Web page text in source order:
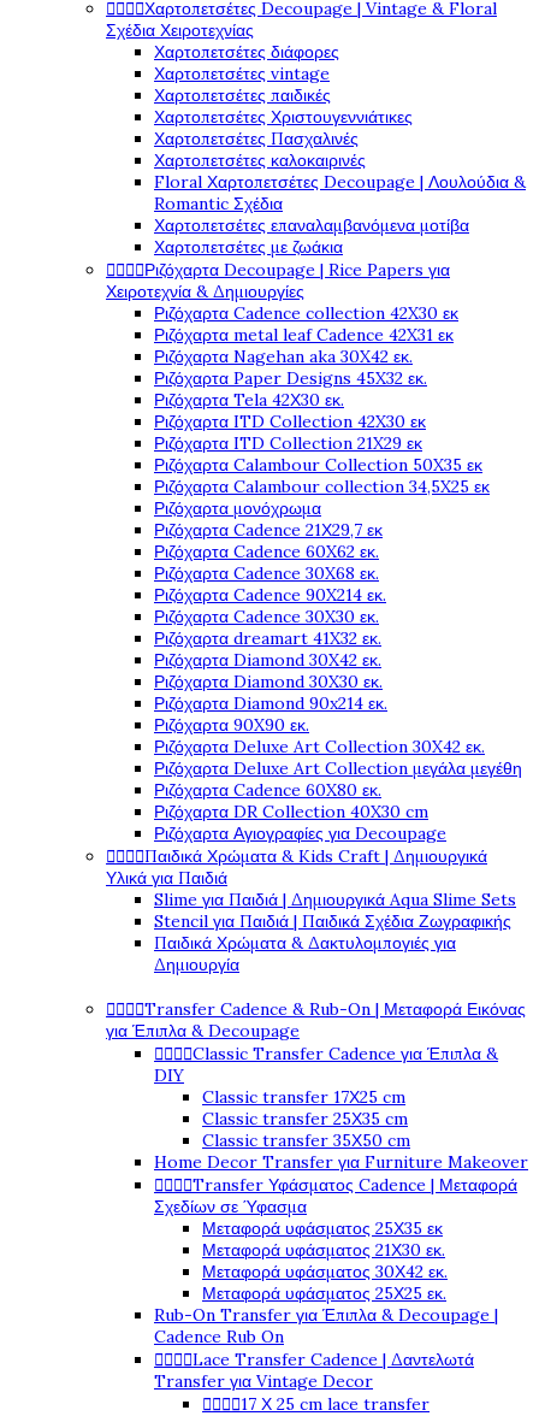
Χαρτοπετσέτες Decoupage | Vintage & Floral
Σχέδια Χειροτεχνίας
Χαρτοπετσέτες διάφορες
Χαρτοπετσέτες vintage
Χαρτοπετσέτες παιδικές
Χαρτοπετσέτες Χριστουγεννιάτικες
Χαρτοπετσέτες Πασχαλινές
Χαρτοπετσέτες καλοκαιρινές
Floral Χαρτοπετσέτες Decoupage | Λουλούδια &
Romantic Σχέδια
Χαρτοπετσέτες επαναλαμβανόμενα μοτίβα
Χαρτοπετσέτες με ζωάκια
Ριζόχαρτα Decoupage | Rice Papers για
Χειροτεχνία & Δημιουργίες
Ριζόχαρτα Cadence collection 42X30 εκ
Ριζόχαρτα metal leaf Cadence 42X31 εκ
Ριζόχαρτα Nagehan aka 30X42 εκ.
Ριζόχαρτα Paper Designs 45X32 εκ.
Ριζόχαρτα Tela 42Χ30 εκ.
Ριζόχαρτα ITD Collection 42X30 εκ
Ριζόχαρτα ITD Collection 21X29 εκ
Ριζόχαρτα Calambour Collection 50X35 εκ
Ριζόχαρτα Calambour collection 34,5X25 εκ
Ριζόχαρτα μονόχρωμα
Ριζόχαρτα Cadence 21Χ29,7 εκ
Ριζόχαρτα Cadence 60X62 εκ.
Ριζόχαρτα Cadence 30X68 εκ.
Ριζόχαρτα Cadence 90X214 εκ.
Ριζόχαρτα Cadence 30X30 εκ.
Ριζόχαρτα dreamart 41X32 εκ.
Ριζόχαρτα Diamond 30X42 εκ.
Ριζόχαρτα Diamond 30X30 εκ.
Ριζόχαρτα Diamond 90x214 εκ.
Ριζόχαρτα 90X90 εκ.
Ριζόχαρτα Deluxe Art Collection 30X42 εκ.
Ριζόχαρτα Deluxe Art Collection μεγάλα μεγέθη
Ριζόχαρτα Cadence 60X80 εκ.
Ριζόχαρτα DR Collection 40X30 cm
Ριζόχαρτα Αγιογραφίες για Decoupage
Παιδικά Χρώματα & Kids Craft | Δημιουργικά
Υλικά για Παιδιά
Slime για Παιδιά | Δημιουργικά Aqua Slime Sets
Stencil για Παιδιά | Παιδικά Σχέδια Ζωγραφικής
Παιδικά Χρώματα & Δακτυλομπογιές για
Δημιουργία
Transfer Cadence & Rub-On | Μεταφορά Εικόνας
για Έπιπλα & Decoupage
Classic Transfer Cadence για Έπιπλα &
DIY
Classic transfer 17Χ25 cm
Classic transfer 25Χ35 cm
Classic transfer 35Χ50 cm
Home Decor Transfer για Furniture Makeover
Transfer Υφάσματος Cadence | Μεταφορά
Σχεδίων σε Ύφασμα
Μεταφορά υφάσματος 25Χ35 εκ
Μεταφορά υφάσματος 21Χ30 εκ.
Μεταφορά υφάσματος 30Χ42 εκ.
Μεταφορά υφάσματος 25Χ25 εκ.
Rub-On Transfer για Έπιπλα & Decoupage |
Cadence Rub On
Lace Transfer Cadence | Δαντελωτά
Transfer για Vintage Decor
17 Χ 25 cm lace transfer